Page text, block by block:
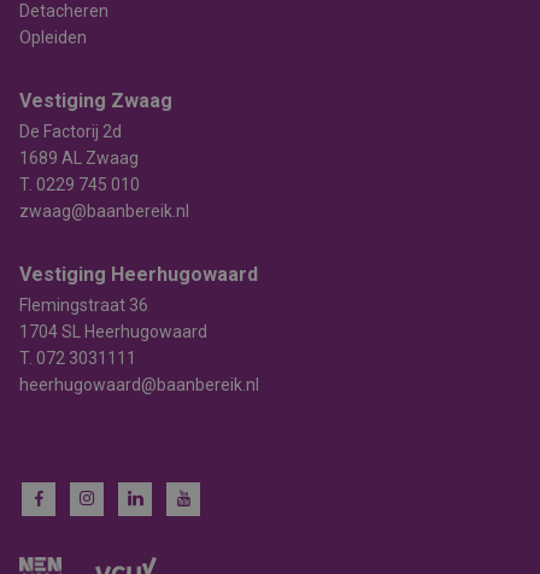
Detacheren
Opleiden
Vestiging Zwaag
De Factorij 2d
1689 AL Zwaag
T. 0229 745 010
zwaag@baanbereik.nl
Vestiging Heerhugowaard
Flemingstraat 36
1704 SL Heerhugowaard
T. 072 3031111
heerhugowaard@baanbereik.nl